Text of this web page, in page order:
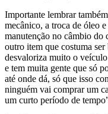
Importante lembrar
mecânico, a troca de óleo
manutenção no câmbio do
outro item que costuma ser
desvaloriza muito o
e tem muita gente que só
até onde dá, só que isso
ninguém vai comprar um
um curto período de